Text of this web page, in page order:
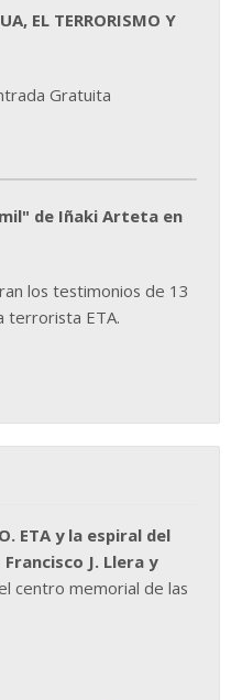
EL TERRORISMO Y
Gratuita
de Iñaki Arteta en
los testimonios de 13
terrorista ETA.
ETA y la espiral del
J. Llera y
centro memorial de las